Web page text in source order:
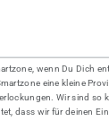
wenn Du Dich
eine kleine
Wir sind so
dass wir für deinen